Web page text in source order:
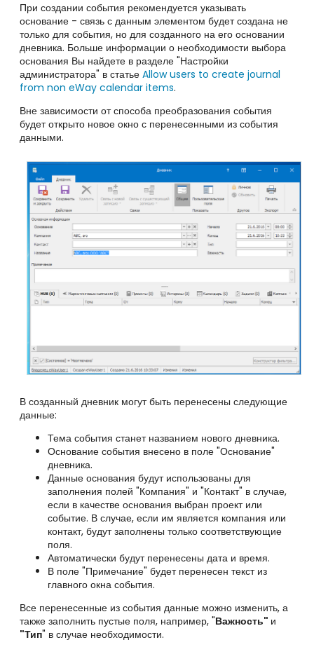
При создании события рекомендуется указывать
основание - связь с данным элементом будет создана не
только для события, но для созданного на его основании
дневника. Больше информации о необходимости выбора
основания Вы найдете в разделе "Настройки
администратора" в статье Allow users to create journal
from non eWay calendar items.
Вне зависимости от способа преобразования события
будет открыто новое окно с перенесенными из события
данными.
В созданный дневник могут быть перенесены следующие
данные:
Тема события станет названием нового дневника.
Основание события внесено в поле "Основание"
дневника.
Данные основания будут использованы для
заполнения полей "Компания" и "Контакт" в случае,
если в качестве основания выбран проект или
событие. В случае, если им является компания или
контакт, будут заполнены только соответствующие
поля.
Автоматически будут перенесены дата и время.
В поле "Примечание" будет перенесен текст из
главного окна события.
Все перенесенные из события данные можно изменить, а
также заполнить пустые поля, например, "Важность" и
"Тип" в случае необходимости.